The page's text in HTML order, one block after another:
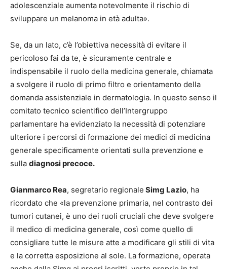
adolescenziale aumenta notevolmente il rischio di
sviluppare un melanoma in età adulta».
Se, da un lato, c’è l’obiettiva necessità di evitare il
pericoloso fai da te, è sicuramente centrale e
indispensabile il ruolo della medicina generale, chiamata
a svolgere il ruolo di primo filtro e orientamento della
domanda assistenziale in dermatologia. In questo senso il
comitato tecnico scientifico dell’Intergruppo
parlamentare ha evidenziato la necessità di potenziare
ulteriore i percorsi di formazione dei medici di medicina
generale specificamente orientati sulla prevenzione e
sulla diagnosi precoce.
Gianmarco Rea, segretario regionale Simg Lazio, ha
ricordato che «la prevenzione primaria, nel contrasto dei
tumori cutanei, è uno dei ruoli cruciali che deve svolgere
il medico di medicina generale, così come quello di
consigliare tutte le misure atte a modificare gli stili di vita
e la corretta esposizione al sole. La formazione, operata